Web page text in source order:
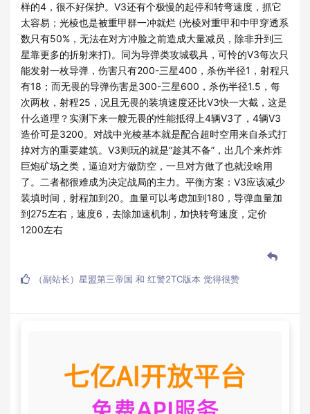
样的4，很不好保护。V3还有个极慢的起停和转弯速度，抓它
太容易；光棱也是被重甲群一冲就烂 (光棱对重甲和中甲穿透系
数只有50%，无法在对方冲脸之前造成大量减员，除非升到三
星靠更多的折射来打)。同为导弹类攻城载具，可怜的V3每次只
能发射一枚导弹，伤害只有200-三星400，杀伤半径1，射程只
有18；而无畏的导弹伤害是300-三星600，杀伤半径1.5，每
次两枚，射程25，况且无畏的装填速度还比V3快一大截，这是
什么道理？实测下来一艘无畏的性能抵得上4辆V3了，4辆V3
造价可是3200。对战中光棱基本就是配合超时空用来自杀式打
掉对方的重要建筑。V3则玩的就是“趁其不备”，出几个来炸炸
巨炮矿场之类，逼迫对方做防空，一旦对方做了也就没啥用
了。二者都很难成为决定战局的主力。平衡方案：V3应该减少
装填时间，射程加到20。血量可以考虑加到180，导弹血量加
到275左右，速度6，去除加速机制，加快转弯速度，定价
1200左右
（副站长）星盟第三帝国 和 红警2TC版本 觉得很赞